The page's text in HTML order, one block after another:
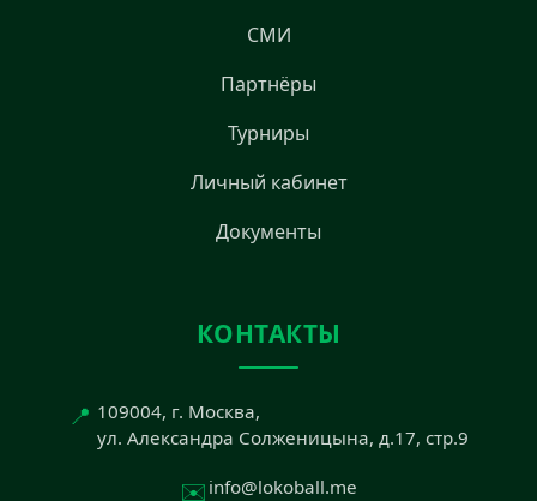
СМИ
Партнёры
Турниры
Личный кабинет
Документы
КОНТАКТЫ
📍 109004, г. Москва,
ул. Александра Солженицына, д.17, стр.9
✉️ info@lokoball.me